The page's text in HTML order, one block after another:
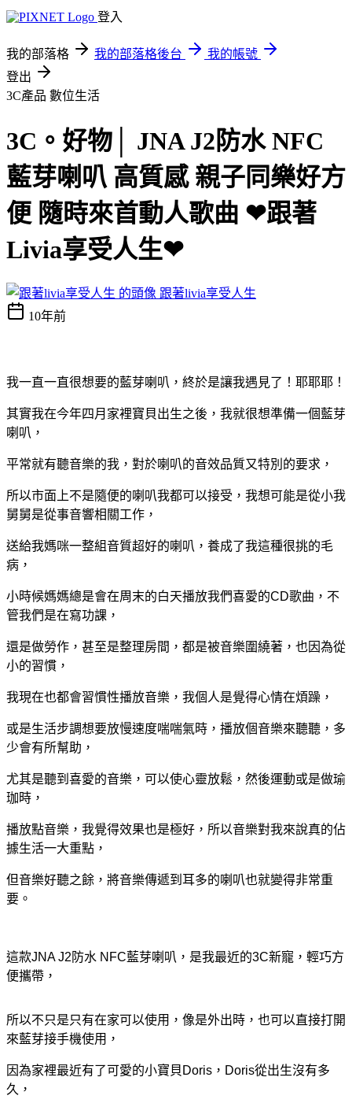
登入
我的部落格 我的部落格後台
我的帳號
登出
3C產品 數位生活
3C。好物│ JNA J2防水 NFC
藍芽喇叭 高質感 親子同樂好方
便 隨時來首動人歌曲 ❤跟著
Livia享受人生❤
跟著livia享受人生
10年前
我一直一直很想要的藍芽喇叭，終於是讓我遇見了！耶耶耶！
其實我在今年四月家裡寶貝出生之後，我就很想準備一個藍芽
喇叭，
平常就有聽音樂的我，對於喇叭的音效品質又特別的要求，
所以市面上不是隨便的喇叭我都可以接受，我想可能是從小我
舅舅是從事音響相關工作，
送給我媽咪一整組音質超好的喇叭，養成了我這種很挑的毛
病，
小時候媽媽總是會在周末的白天播放我們喜愛的CD歌曲，不
管我們是在寫功課，
還是做勞作，甚至是整理房間，都是被音樂圍繞著，也因為從
小的習慣，
我現在也都會習慣性播放音樂，我個人是覺得心情在煩躁，
或是生活步調想要放慢速度喘喘氣時，播放個音樂來聽聽，多
少會有所幫助，
尤其是聽到喜愛的音樂，可以使心靈放鬆，然後運動或是做瑜
珈時，
播放點音樂，我覺得效果也是極好，所以音樂對我來說真的佔
據生活一大重點，
但音樂好聽之餘，將音樂傳遞到耳多的喇叭也就變得非常重
要。
這款JNA J2防水 NFC藍芽喇叭，是我最近的3C新寵，輕巧方
便攜帶，
所以不只是只有在家可以使用，像是外出時，也可以直接打開
來藍芽接手機使用，
因為家裡最近有了可愛的小寶貝Doris，Doris從出生沒有多
久，